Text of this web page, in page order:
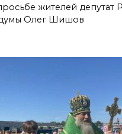
жителей депутат
Олег Шишов